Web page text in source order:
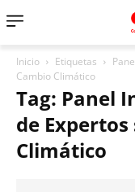
Inicio Etiquetas
Cambio Climático
Tag: Panel
de
Climático